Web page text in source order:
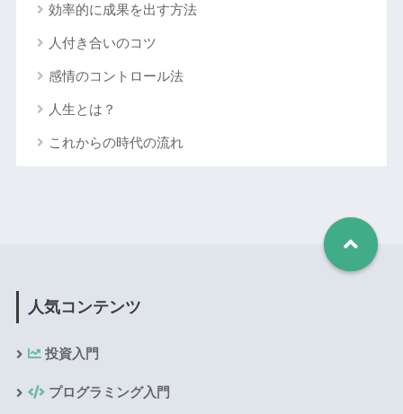
効率的に成果を出す方法
人付き合いのコツ
感情のコントロール法
人生とは？
これからの時代の流れ
人気コンテンツ
投資入門
プログラミング入門